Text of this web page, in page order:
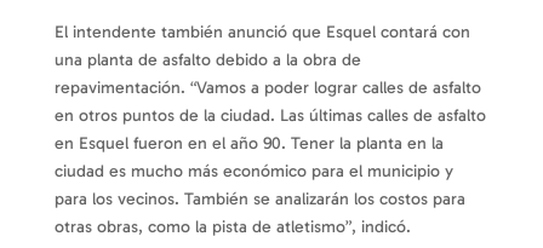
El intendente también anunció que Esquel contará con
una planta de asfalto debido a la obra de
repavimentación. “Vamos a poder lograr calles de asfalto
en otros puntos de la ciudad. Las últimas calles de asfalto
en Esquel fueron en el año 90. Tener la planta en la
ciudad es mucho más económico para el municipio y
para los vecinos. También se analizarán los costos para
otras obras, como la pista de atletismo”, indicó.